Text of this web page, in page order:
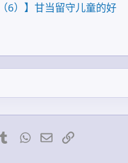
6）】甘当留守儿童的好
的
TumblrWhatsApp
邮件 链接